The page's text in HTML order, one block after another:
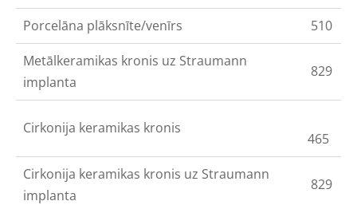
Porcelāna plāksnīte/venīrs
510
Metālkeramikas kronis uz Straumann
implanta
829
Cirkonija keramikas kronis
465
Cirkonija keramikas kronis uz Straumann
implanta
829